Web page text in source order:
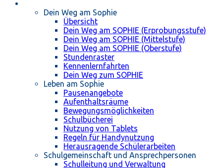
Dein Weg am Sophie
Übersicht
Dein Weg am SOPHIE (Erprobungsstufe)
Dein Weg am SOPHIE (Mittelstufe)
Dein Weg am SOPHIE (Oberstufe)
Stundenraster
Kennenlernfahrten
Dein Weg zum SOPHIE
Leben am Sophie
Pausenangebote
Aufenthaltsräume
Bewegungsmöglichkeiten
Schulbücherei
Nutzung von Tablets
Regeln für Handynutzung
Herausragende Schülerarbeiten
Schulgemeinschaft und Ansprechpersonen
Schulleitung und Verwaltung